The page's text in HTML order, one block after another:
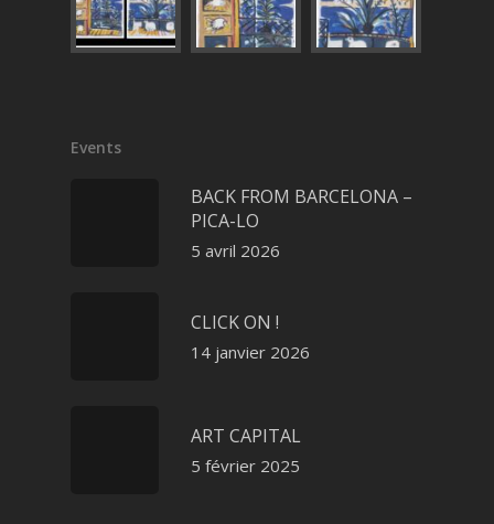
Events
BACK FROM BARCELONA –
PICA-LO
5 avril 2026
CLICK ON !
14 janvier 2026
ART CAPITAL
5 février 2025